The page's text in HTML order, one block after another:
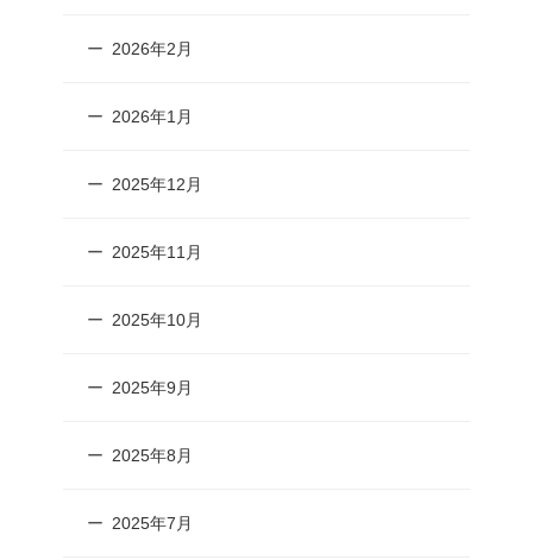
2026年2月
2026年1月
2025年12月
2025年11月
2025年10月
2025年9月
2025年8月
2025年7月